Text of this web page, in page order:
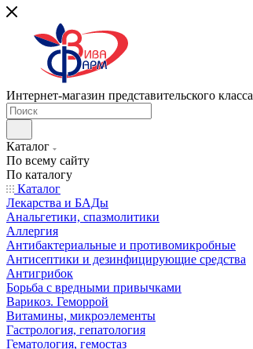
Интернет-магазин представительского класса
Каталог
По всему сайту
По каталогу
Каталог
Лекарства и БАДы
Анальгетики, спазмолитики
Аллергия
Антибактериальные и противомикробные
Антисептики и дезинфицирующие средства
Антигрибок
Борьба с вредными привычками
Варикоз. Геморрой
Витамины, микроэлементы
Гастрология, гепатология
Гематология, гемостаз